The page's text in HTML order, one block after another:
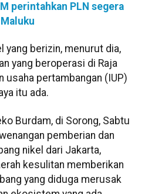
perintahkan PLN segera
yang berizin, menurut dia,
yang beroperasi di Raja
usaha pertambangan (IUP)
itu ada.
Burdam, di Sorong, Sabtu
pemberian dan
nikel dari Jakarta,
kesulitan memberikan
yang diduga merusak